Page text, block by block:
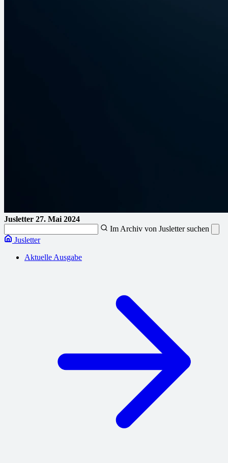
Jusletter 27. Mai 2024
Im Archiv von Jusletter suchen
Jusletter
Aktuelle Ausgabe